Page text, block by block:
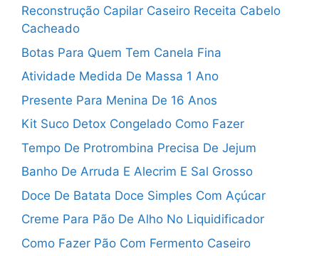
Reconstrução Capilar Caseiro Receita Cabelo
Cacheado
Botas Para Quem Tem Canela Fina
Atividade Medida De Massa 1 Ano
Presente Para Menina De 16 Anos
Kit Suco Detox Congelado Como Fazer
Tempo De Protrombina Precisa De Jejum
Banho De Arruda E Alecrim E Sal Grosso
Doce De Batata Doce Simples Com Açúcar
Creme Para Pão De Alho No Liquidificador
Como Fazer Pão Com Fermento Caseiro